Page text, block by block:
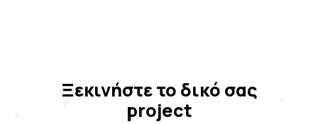
Ξεκινήστε το δικό σας
project